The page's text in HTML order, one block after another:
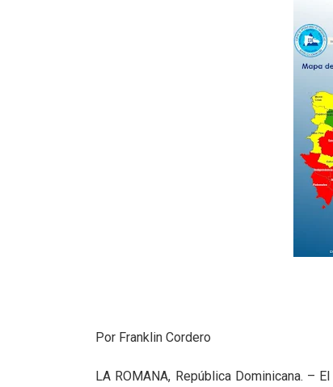
Por Franklin Cordero
LA ROMANA, República Dominicana. – El